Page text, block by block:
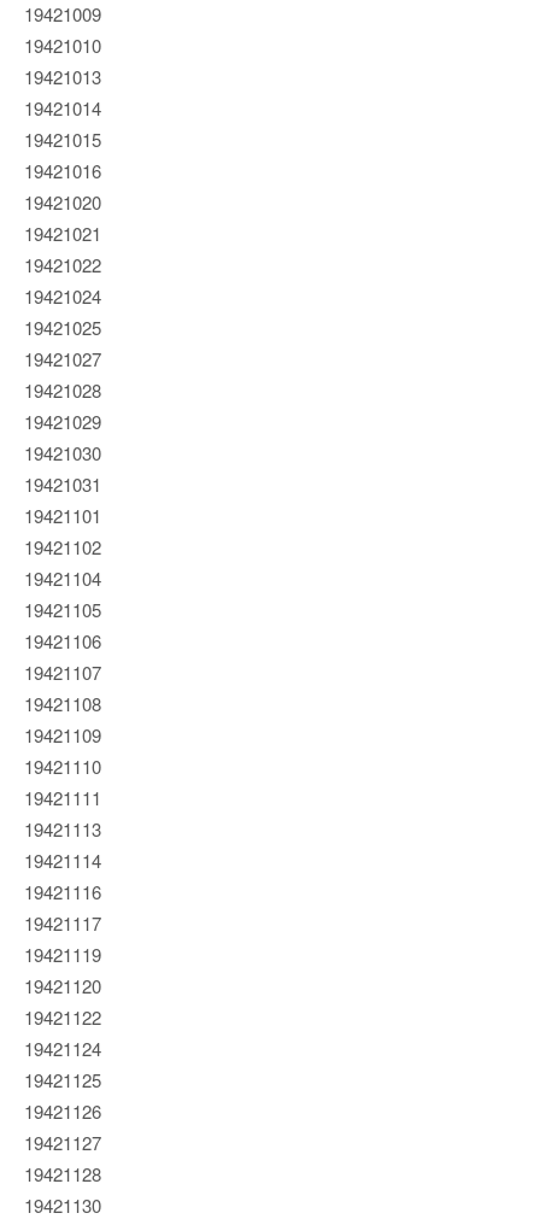
19421009
19421010
19421013
19421014
19421015
19421016
19421020
19421021
19421022
19421024
19421025
19421027
19421028
19421029
19421030
19421031
19421101
19421102
19421104
19421105
19421106
19421107
19421108
19421109
19421110
19421111
19421113
19421114
19421116
19421117
19421119
19421120
19421122
19421124
19421125
19421126
19421127
19421128
19421130